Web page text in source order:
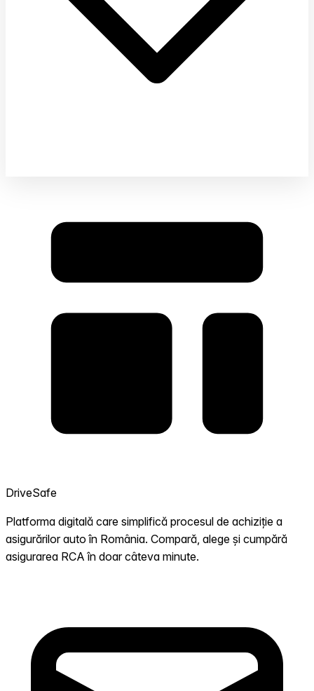
DriveSafe
Platforma digitală care simplifică procesul de achiziție a
asigurărilor auto în România. Compară, alege și cumpără
asigurarea RCA în doar câteva minute.